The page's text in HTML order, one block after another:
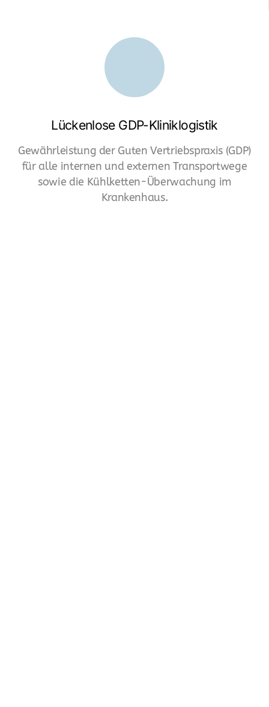
Lückenlose GDP-Kliniklogistik
Gewährleistung der Guten Vertriebspraxis (GDP)
für alle internen und externen Transportwege
sowie die Kühlketten-Überwachung im
Krankenhaus.